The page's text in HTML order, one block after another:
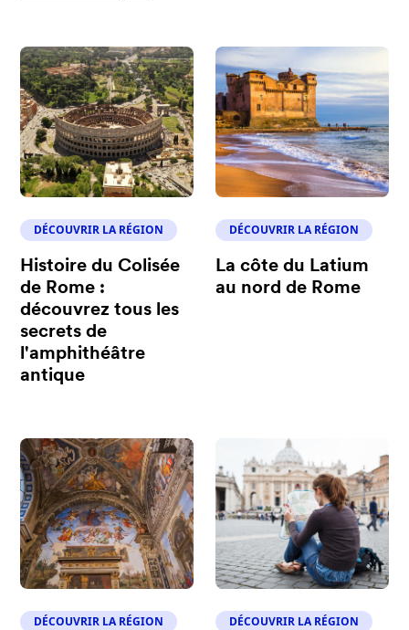
DÉCOUVRIR LA RÉGION
Histoire du Colisée
de Rome :
découvrez tous les
secrets de
l'amphithéâtre
antique
DÉCOUVRIR LA RÉGION
La côte du Latium
au nord de Rome
DÉCOUVRIR LA RÉGION DÉCOUVRIR LA RÉGION